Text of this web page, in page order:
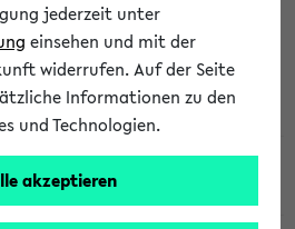
Stegelmann
jederzeit unter
einsehen und mit der
widerrufen. Auf der Seite
Informationen zu den
und Technologien.
akzeptieren